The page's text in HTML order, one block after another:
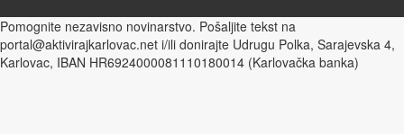
Pomognite nezavisno novinarstvo. Pošaljite tekst na
portal@aktivirajkarlovac.net i/ili donirajte Udrugu Polka, Sarajevska 4,
Karlovac, IBAN HR6924000081110180014 (Karlovačka banka)